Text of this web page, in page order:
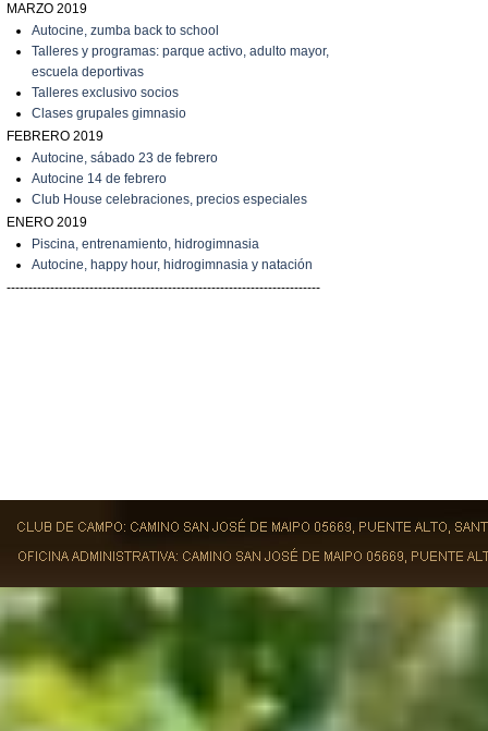
MARZO 2019
Autocine, zumba back to school
Talleres y programas: parque activo, adulto mayor,
escuela deportivas
Talleres exclusivo socios
C lases grupales gimnasio
FEBRERO 2019
Autocine, sábado 23 de febrero
Autocine 14 de febrero
Club House celebraciones, precios especiales
ENERO 2019
Piscina, entrenamiento, hidrogimnasia
Autocine, happy hour, hidrogimnasia y natación
------------------------------------------------------------------------